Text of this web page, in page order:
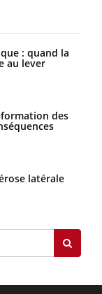
: quand la
au lever
des
latérale